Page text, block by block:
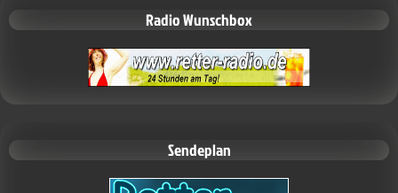
Radio Wunschbox
Sendeplan